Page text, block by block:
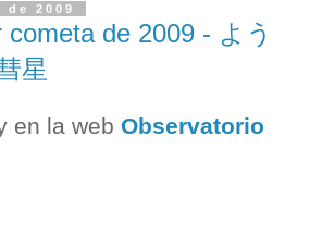
2009
cometa de 2009 - よう
星
en la web Observatorio